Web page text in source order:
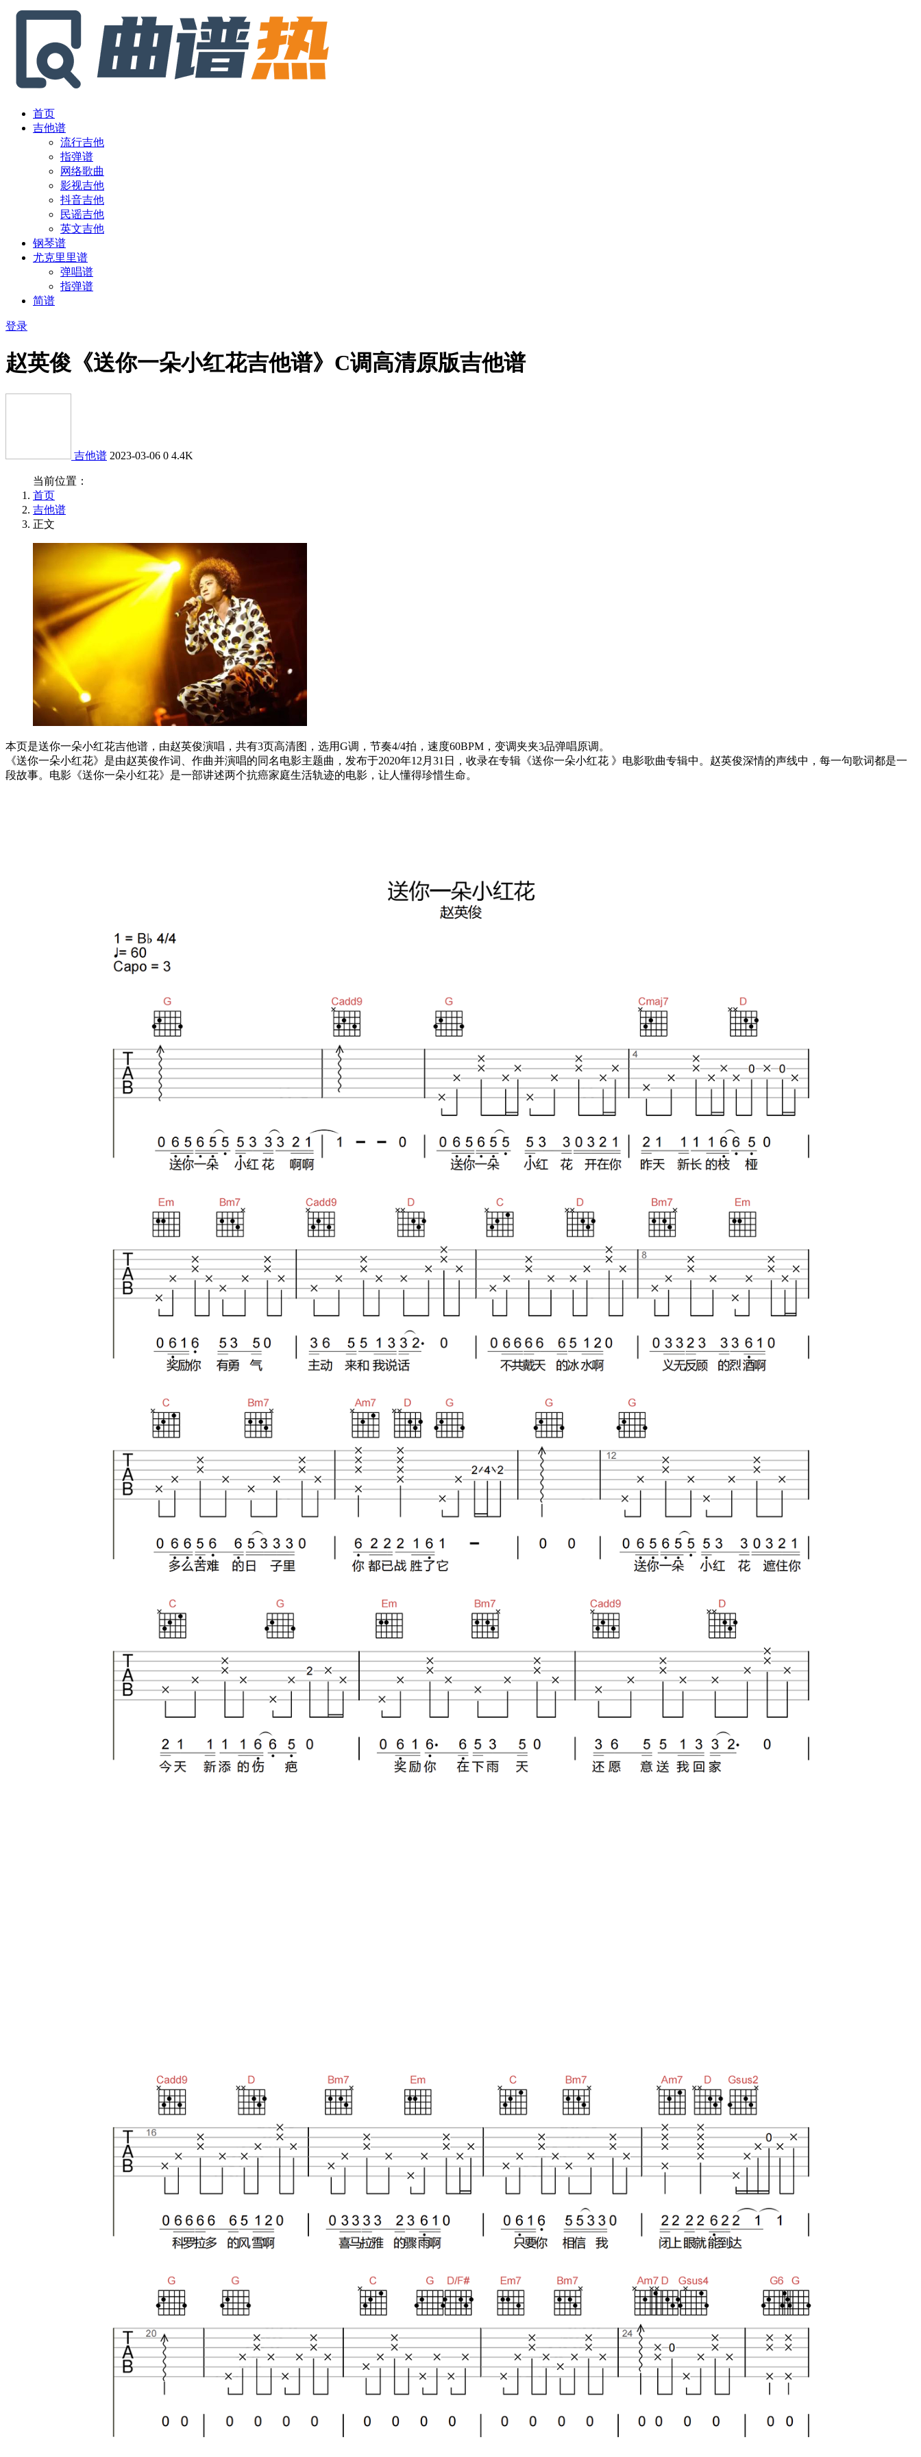
首页
吉他谱
流行吉他
指弹谱
网络歌曲
影视吉他
抖音吉他
民谣吉他
英文吉他
钢琴谱
尤克里里谱
弹唱谱
指弹谱
简谱
登录
赵英俊《送你一朵小红花吉他谱》C调高清原版吉他谱
吉他谱 2023-03-06 0 4.4K
当前位置：
首页
吉他谱
正文
本页是送你一朵小红花吉他谱，由赵英俊演唱，共有3页高清图，选用G调，节奏4/4拍，速度60BPM，变调夹夹3品弹唱原调。
《送你一朵小红花》是由赵英俊作词、作曲并演唱的同名电影主题曲，发布于2020年12月31日，收录在专辑《送你一朵小红花 》电影歌曲专辑中。赵英俊深情的声线中，每一句歌词都是一
段故事。电影《送你一朵小红花》是一部讲述两个抗癌家庭生活轨迹的电影，让人懂得珍惜生命。